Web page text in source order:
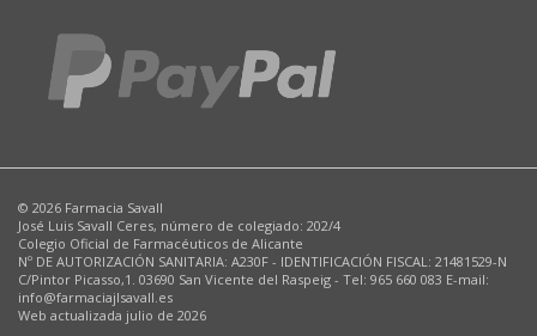
© 2026 Farmacia Savall
José Luis Savall Ceres, número de colegiado: 202/4
Colegio Oficial de Farmacéuticos de Alicante
Nº DE AUTORIZACIÓN SANITARIA: A230F - IDENTIFICACIÓN FISCAL: 21481529-N
C/Pintor Picasso,1. 03690 San Vicente del Raspeig - Tel: 965 660 083 E-mail:
info@farmaciajlsavall.es
Web actualizada julio de 2026